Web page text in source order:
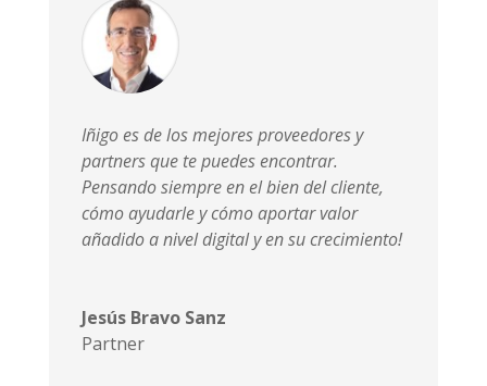
Iñigo es de los mejores proveedores y
partners que te puedes encontrar.
Pensando siempre en el bien del cliente,
cómo ayudarle y cómo aportar valor
añadido a nivel digital y en su crecimiento!
Jesús Bravo Sanz
Partner